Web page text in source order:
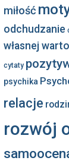
miłość
odchudzanie
własnej
cytaty
psychika
relacje
rozwój